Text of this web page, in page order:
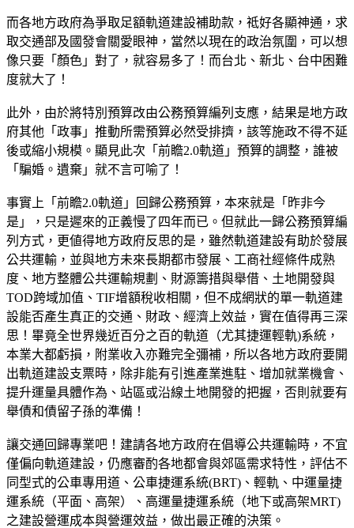
而各地方政府為爭取足額軌道建設補助款，祗好各顯神通，求
取交通部及國發會關愛眼神，當然以現在的政治氛圍，可以想
像只要「顏色」對了，就容易多了！而台北、新北、台中困難
度就大了！
此外，由於將特別預算改由公務預算編列支應，結果是地方政
府其他「政事」推動所需預算必然受排擠，該等施政不得不延
後或縮小規模。顯見此次「前瞻2.0軌道」預算的調整，誰被
「騙婚。遺棄」就不言可喻了！
事實上「前瞻2.0軌道」回歸公務預算，本來就是「昨非今
是」，只是遲來的正義慢了四年而已。但就此一歸公務預算編
列方式，更値得地方政府反思的是，雖然軌道建設有助於發展
公共運輸，並與地方未來長期都市發展、工商社經條件成熟
度、地方整體公共運輸規劃、財源籌措與舉借、土地開發與
TOD跨域加值、TIF增額稅收相關，但不成網狀的單一軌道建
設能否產生真正的交通、財政、經濟上效益，實在值得再三深
思！畢竟全世界幾近百分之百的軌道（尤其捷運輕軌)系統，
本業大都虧損，附業收入亦難完全彌補，所以各地方政府要開
出軌道建設支票時，除非能有引進產業進駐、增加就業機會、
提升運量具體作為、站區或沿線土地開發的把握，否則就要有
舉債和債留子孫的準備！
讓交通回歸專業吧！建請各地方政府在倡導公共運輸時，不宜
僅偏向軌道建設，仍應審酌各地都會與郊區需求特性，評估不
同型式的公車專用道、公車捷運系統(BRT)、輕軌、中運量捷
運系統（平面、高架）、高運量捷運系統（地下或高架MRT)
之建設營運成本與營運效益，做出最正確的決策。